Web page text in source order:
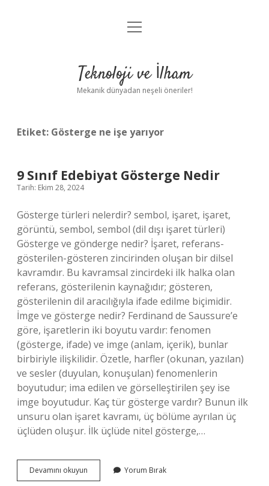
Anasayfa
Yasal Uyarı
menüyü
Teknoloji ve İlham
Mekanik dünyadan neşeli öneriler!
Etiket: Gösterge ne işe yarıyor
9 Sınıf Edebiyat Gösterge Nedir
Tarih: Ekim 28, 2024
Gösterge türleri nelerdir? sembol, işaret, işaret,
görüntü, sembol, sembol (dil dışı işaret türleri)
Gösterge ve gönderge nedir? İşaret, referans-
gösterilen-gösteren zincirinden oluşan bir dilsel
kavramdır. Bu kavramsal zincirdeki ilk halka olan
referans, gösterilenin kaynağıdır; gösteren,
gösterilenin dil aracılığıyla ifade edilme biçimidir.
İmge ve gösterge nedir? Ferdinand de Saussure’e
göre, işaretlerin iki boyutu vardır: fenomen
(gösterge, ifade) ve imge (anlam, içerik), bunlar
birbiriyle ilişkilidir. Özetle, harfler (okunan, yazılan)
ve sesler (duyulan, konuşulan) fenomenlerin
boyutudur; ima edilen ve görselleştirilen şey ise
imge boyutudur. Kaç tür gösterge vardır? Bunun ilk
unsuru olan işaret kavramı, üç bölüme ayrılan üç
üçlüden oluşur. İlk üçlüde nitel gösterge,…
Devamını okuyun
Sınıf
Yorum Bırak